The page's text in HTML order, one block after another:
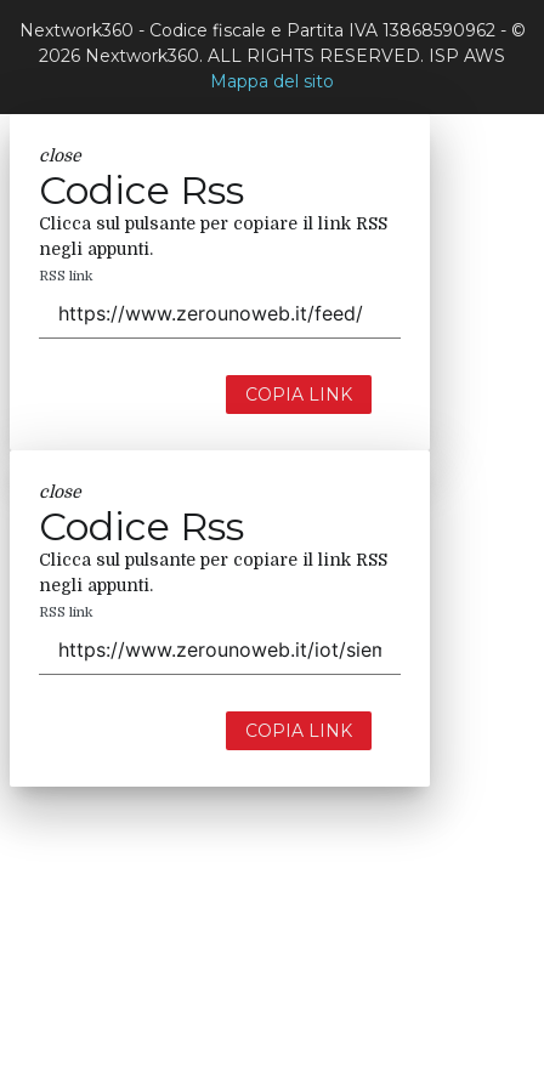
Nextwork360 - Codice fiscale e Partita IVA 13868590962 - ©
2026 Nextwork360. ALL RIGHTS RESERVED. ISP AWS
Mappa del sito
close
Codice Rss
Clicca sul pulsante per copiare il link RSS
negli appunti.
RSS link
COPIA LINK
close
Codice Rss
Clicca sul pulsante per copiare il link RSS
negli appunti.
RSS link
COPIA LINK